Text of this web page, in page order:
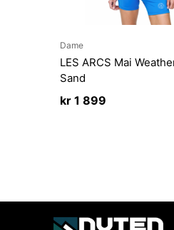
Dame
LES ARCS Mai
Sand
kr 1 899